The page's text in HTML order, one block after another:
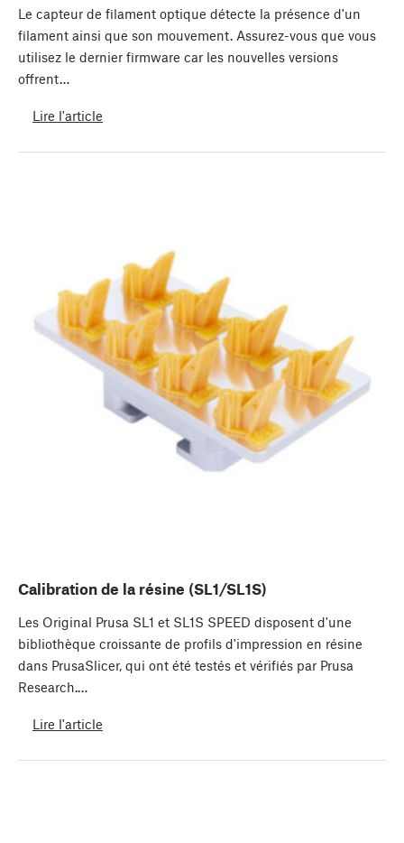
Le capteur de filament optique détecte la présence d'un
filament ainsi que son mouvement. Assurez-vous que vous
utilisez le dernier firmware car les nouvelles versions
offrent…
Lire l'article
Calibration de la résine (SL1/SL1S)
Les Original Prusa SL1 et SL1S SPEED disposent d'une
bibliothèque croissante de profils d'impression en résine
dans PrusaSlicer, qui ont été testés et vérifiés par Prusa
Research.…
Lire l'article